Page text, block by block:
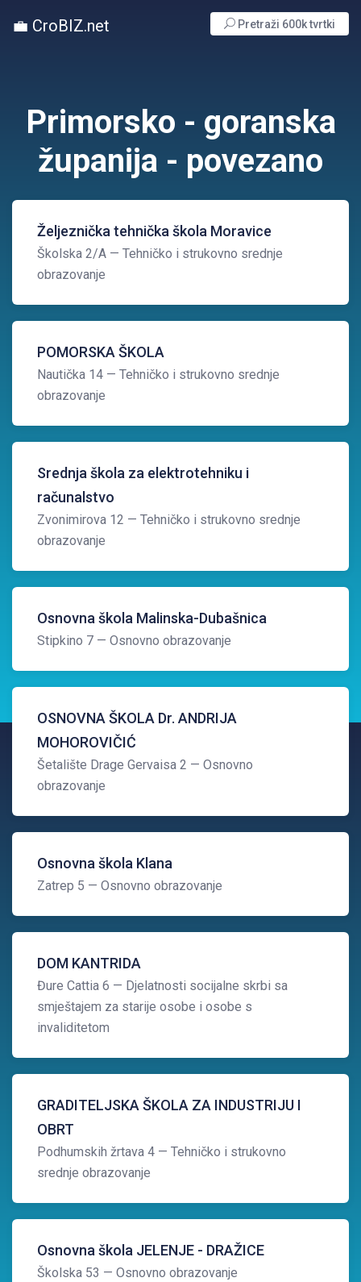
💼 CroBIZ.net Pretraži 600k tvrtki
Primorsko - goranska
županija - povezano
Željeznička tehnička škola Moravice
Školska 2/A — Tehničko i strukovno srednje
obrazovanje
POMORSKA ŠKOLA
Nautička 14 — Tehničko i strukovno srednje
obrazovanje
Srednja škola za elektrotehniku i
računalstvo
Zvonimirova 12 — Tehničko i strukovno srednje
obrazovanje
Osnovna škola Malinska-Dubašnica
Stipkino 7 — Osnovno obrazovanje
OSNOVNA ŠKOLA Dr. ANDRIJA
MOHOROVIČIĆ
Šetalište Drage Gervaisa 2 — Osnovno
obrazovanje
Osnovna škola Klana
Zatrep 5 — Osnovno obrazovanje
DOM KANTRIDA
Đure Cattia 6 — Djelatnosti socijalne skrbi sa
smještajem za starije osobe i osobe s
invaliditetom
GRADITELJSKA ŠKOLA ZA INDUSTRIJU I
OBRT
Podhumskih žrtava 4 — Tehničko i strukovno
srednje obrazovanje
Osnovna škola JELENJE - DRAŽICE
Školska 53 — Osnovno obrazovanje